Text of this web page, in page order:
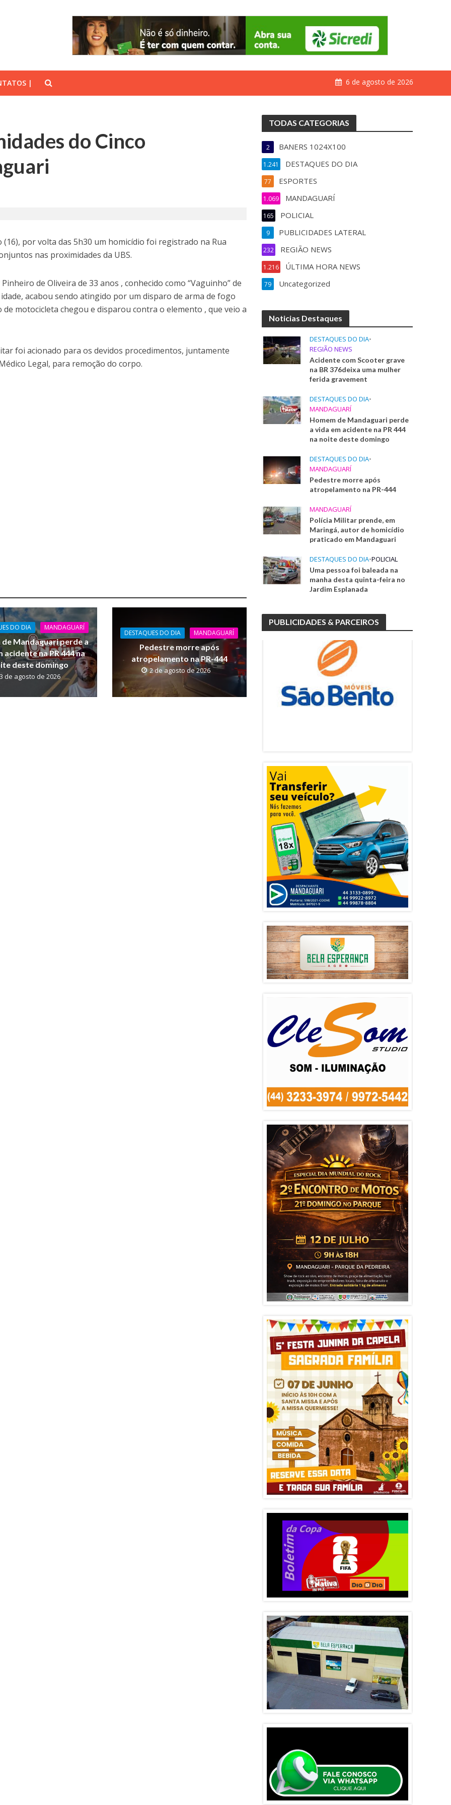
| 6 de agosto de 2026
do Cinco
por volta das 5h30 um homicídio foi registrado na Rua
nas proximidades da UBS.
de Oliveira de 33 anos , conhecido como “Vaguinho” de
acabou sendo atingido por um disparo de arma de fogo
motocicleta chegou e disparou contra o elemento , que veio a
foi acionado para os devidos procedimentos, juntamente
Legal, para remoção do corpo.
DO DIA MANDAGUARÍ
de Mandaguari perde a
acidente na PR 444 na
deste domingo
3 de agosto de 2026
DESTAQUES DO DIA MANDAGUARÍ
Pedestre morre após
atropelamento na PR-444
2 de agosto de 2026
TODAS CATEGORIAS
BANERS 1024X100
2
DESTAQUES DO DIA
1.241
ESPORTES
77
MANDAGUARÍ
1.069
POLICIAL
165
PUBLICIDADES LATERAL
9
REGIÃO NEWS
232
ÚLTIMA HORA NEWS
1.216
Uncategorized
79
Noticias Destaques
DESTAQUES DO DIA•
REGIÃO NEWS
Acidente com Scooter grave
na BR 376deixa uma mulher
ferida gravement
DESTAQUES DO DIA•
MANDAGUARÍ
Homem de Mandaguari perde
a vida em acidente na PR 444
na noite deste domingo
DESTAQUES DO DIA•
MANDAGUARÍ
Pedestre morre após
atropelamento na PR-444
MANDAGUARÍ
Polícia Militar prende, em
Maringá, autor de homicídio
praticado em Mandaguari
DESTAQUES DO DIA•POLICIAL
Uma pessoa foi baleada na
manha desta quinta-feira no
Jardim Esplanada
PUBLICIDADES & PARCEIROS